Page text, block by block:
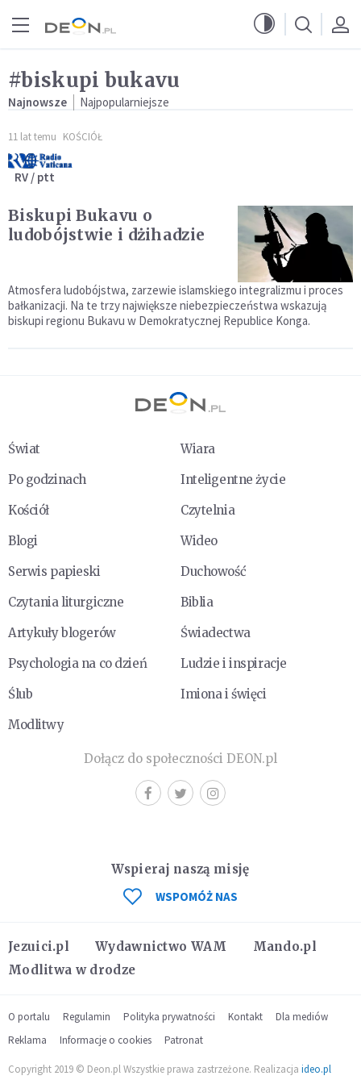
#biskupi bukavu
Najnowsze Najpopularniejsze
11 lat temu KOŚCIÓŁ
RV / ptt
Biskupi Bukavu o
ludobójstwie i dżihadzie
Atmosfera ludobójstwa, zarzewie islamskiego integralizmu i proces
bałkanizacji. Na te trzy największe niebezpieczeństwa wskazują
biskupi regionu Bukavu w Demokratycznej Republice Konga.
Świat
Wiara
Po godzinach
Inteligentne życie
Kościół
Czytelnia
Blogi
Wideo
Serwis papieski
Duchowość
Czytania liturgiczne
Biblia
Artykuły blogerów
Świadectwa
Psychologia na co dzień
Ludzie i inspiracje
Ślub
Imiona i święci
Modlitwy
Dołącz do społeczności DEON.pl
Jezuici.pl Wydawnictwo WAM
Mando.pl
Modlitwa w drodze
Wspieraj naszą misję
WSPOMÓŻ NAS
O portalu Regulamin Polityka prywatności Kontakt
Dla mediów
Reklama
Informacje o cookies Patronat
Copyright 2019 © Deon.pl Wszystkie prawa zastrzeżone. Realizacja ideo.pl